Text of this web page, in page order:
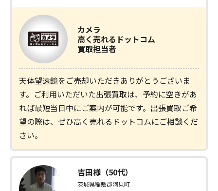
カメラ
高く売れるドットコム
買取担当者
天体望遠鏡をご売却いただきありがとうございま
す。ご利用いただいた出張買取は、予約に空きがあ
れば最短当日中にご案内が可能です。出張買取ご希
望の際は、ぜひ高く売れるドットコムにご相談くだ
さい。
吉田様（50代）
茨城県稲敷郡阿見町